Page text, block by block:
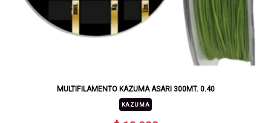
MULTIFILAMENTO KAZUMA ASARI 300MT. 0.40
KAZUMA